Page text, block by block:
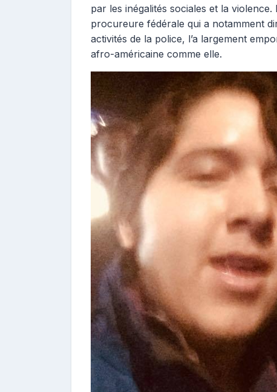
par les inégalités sociales et la
procureure fédérale qui a notamment
activités de la police, l’a largement
afro-américaine comme elle.